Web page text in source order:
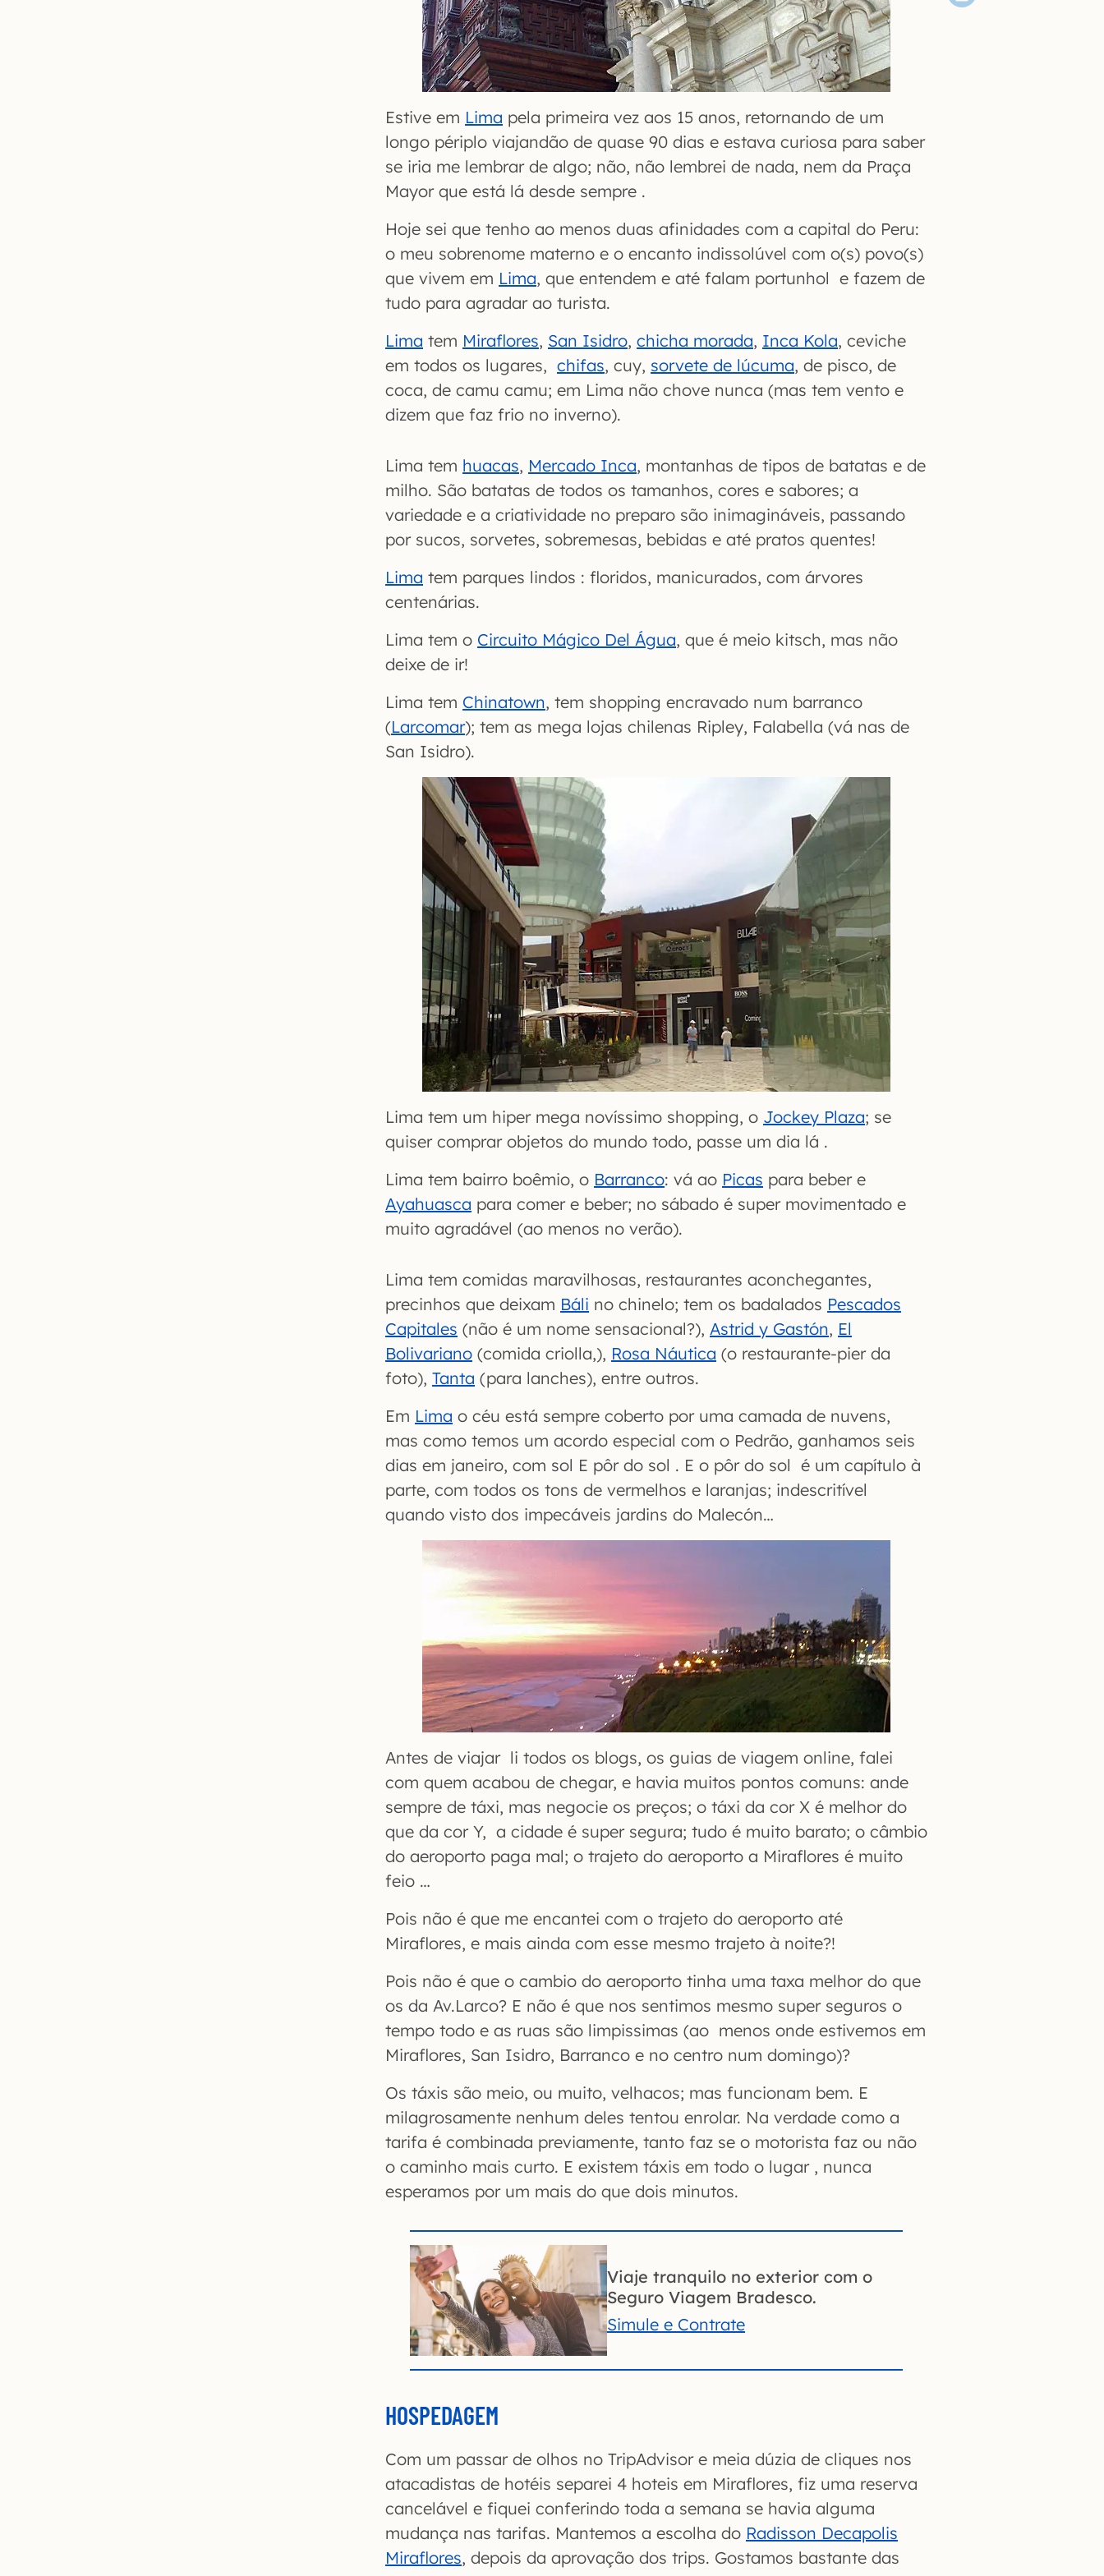
Estive em Lima pela primeira vez aos 15 anos, retornando de um
longo périplo viajandão de quase 90 dias e estava curiosa para saber
se iria me lembrar de algo; não, não lembrei de nada, nem da Praça
Mayor que está lá desde sempre .
Hoje sei que tenho ao menos duas afinidades com a capital do Peru:
o meu sobrenome materno e o encanto indissolúvel com o(s) povo(s)
que vivem em Lima, que entendem e até falam portunhol e fazem de
tudo para agradar ao turista.
Lima tem Miraflores, San Isidro, chicha morada, Inca Kola, ceviche
em todos os lugares, chifas, cuy, sorvete de lúcuma, de pisco, de
coca, de camu camu; em Lima não chove nunca (mas tem vento e
dizem que faz frio no inverno).
Lima tem huacas, Mercado Inca, montanhas de tipos de batatas e de
milho. São batatas de todos os tamanhos, cores e sabores; a
variedade e a criatividade no preparo são inimagináveis, passando
por sucos, sorvetes, sobremesas, bebidas e até pratos quentes!
Lima tem parques lindos : floridos, manicurados, com árvores
centenárias.
Lima tem o Circuito Mágico Del Água, que é meio kitsch, mas não
deixe de ir!
Lima tem Chinatown, tem shopping encravado num barranco
(Larcomar); tem as mega lojas chilenas Ripley, Falabella (vá nas de
San Isidro).
Lima tem um hiper mega novíssimo shopping, o Jockey Plaza; se
quiser comprar objetos do mundo todo, passe um dia lá .
Lima tem bairro boêmio, o Barranco: vá ao Picas para beber e
Ayahuasca para comer e beber; no sábado é super movimentado e
muito agradável (ao menos no verão).
Lima tem comidas maravilhosas, restaurantes aconchegantes,
precinhos que deixam Báli no chinelo; tem os badalados Pescados
Capitales (não é um nome sensacional?), Astrid y Gastón, El
Bolivariano (comida criolla,), Rosa Náutica (o restaurante-pier da
foto), Tanta (para lanches), entre outros.
Em Lima o céu está sempre coberto por uma camada de nuvens,
mas como temos um acordo especial com o Pedrão, ganhamos seis
dias em janeiro, com sol E pôr do sol . E o pôr do sol é um capítulo à
parte, com todos os tons de vermelhos e laranjas; indescritível
quando visto dos impecáveis jardins do Malecón…
Antes de viajar li todos os blogs, os guias de viagem online, falei
com quem acabou de chegar, e havia muitos pontos comuns: ande
sempre de táxi, mas negocie os preços; o táxi da cor X é melhor do
que da cor Y, a cidade é super segura; tudo é muito barato; o câmbio
do aeroporto paga mal; o trajeto do aeroporto a Miraflores é muito
feio …
Pois não é que me encantei com o trajeto do aeroporto até
Miraflores, e mais ainda com esse mesmo trajeto à noite?!
Pois não é que o cambio do aeroporto tinha uma taxa melhor do que
os da Av.Larco? E não é que nos sentimos mesmo super seguros o
tempo todo e as ruas são limpissimas (ao menos onde estivemos em
Miraflores, San Isidro, Barranco e no centro num domingo)?
Os táxis são meio, ou muito, velhacos; mas funcionam bem. E
milagrosamente nenhum deles tentou enrolar. Na verdade como a
tarifa é combinada previamente, tanto faz se o motorista faz ou não
o caminho mais curto. E existem táxis em todo o lugar , nunca
esperamos por um mais do que dois minutos.
Viaje tranquilo no exterior com o
Seguro Viagem Bradesco.
Simule e Contrate
HOSPEDAGEM
Com um passar de olhos no TripAdvisor e meia dúzia de cliques nos
atacadistas de hotéis separei 4 hoteis em Miraflores, fiz uma reserva
cancelável e fiquei conferindo toda a semana se havia alguma
mudança nas tarifas. Mantemos a escolha do Radisson Decapolis
Miraflores, depois da aprovação dos trips. Gostamos bastante das